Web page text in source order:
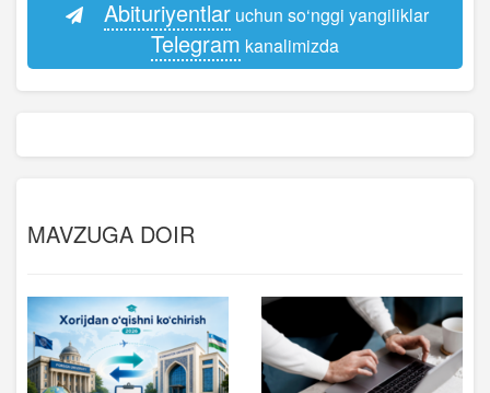
Abituriyentlaruchun so‘nggi yangiliklar
Telegram kanalimizda
MAVZUGA DOIR